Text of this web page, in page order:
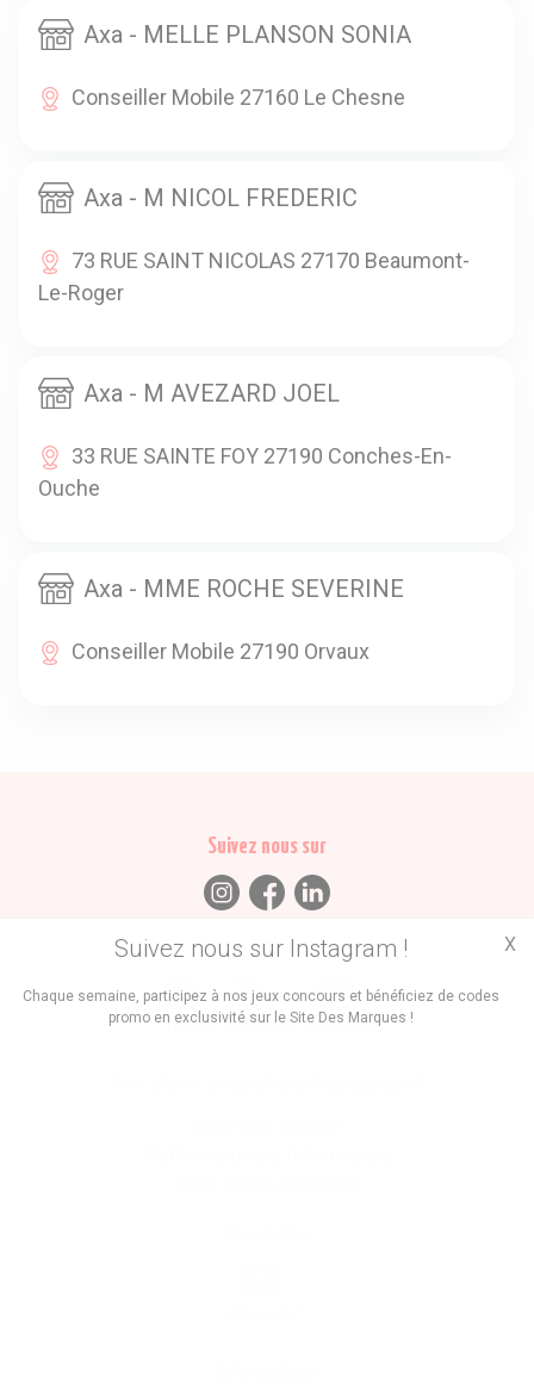
Axa - MELLE PLANSON SONIA
Conseiller Mobile 27160 Le Chesne
Axa - M NICOL FREDERIC
73 RUE SAINT NICOLAS 27170 Beaumont-
Le-Roger
Axa - M AVEZARD JOEL
33 RUE SAINTE FOY 27190 Conches-En-
Ouche
Axa - MME ROCHE SEVERINE
Conseiller Mobile 27190 Orvaux
Suivez nous sur Instagram !
Chaque semaine, participez à nos jeux concours et bénéficiez de codes
promo en exclusivité sur le Site Des Marques !
X
Suivez nous sur
Trouvez des
Promos Marques Boutiques